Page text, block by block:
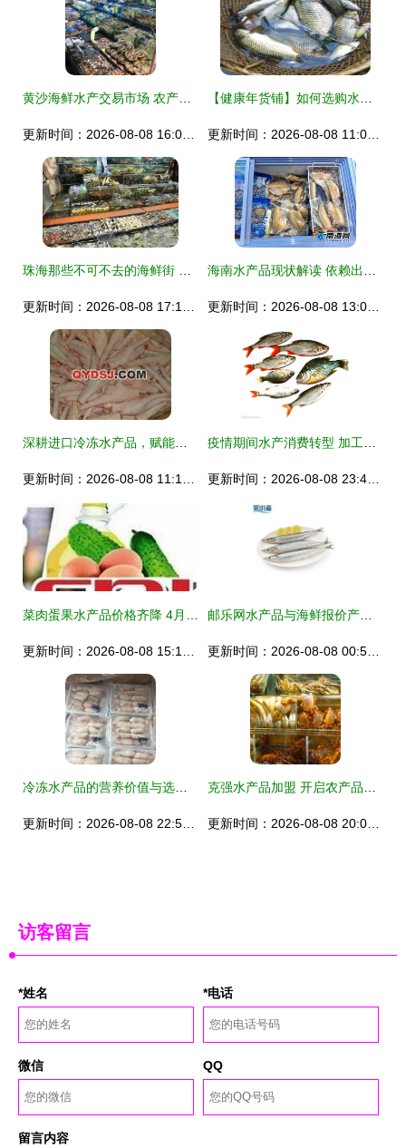
访客留言
*姓名 *电话
微信 QQ
留言内容